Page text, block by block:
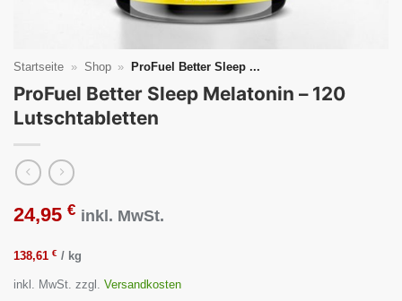
Startseite » Shop » ProFuel Better Sleep ...
ProFuel Better Sleep Melatonin – 120
Lutschtabletten
24,95 € inkl. MwSt.
138,61 € / kg
inkl. MwSt. zzgl. Versandkosten